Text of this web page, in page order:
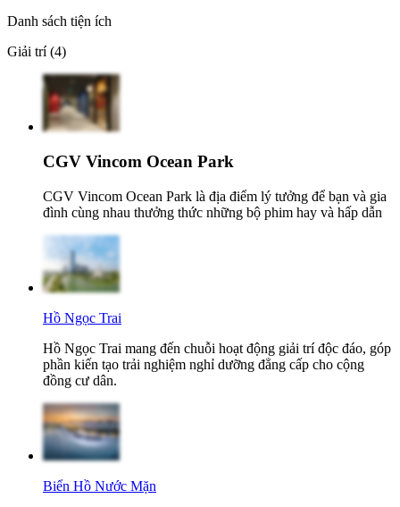
Danh sách tiện ích
Giải trí (4)
CGV Vincom Ocean Park
CGV Vincom Ocean Park là địa điểm lý tưởng để bạn và gia
đình cùng nhau thưởng thức những bộ phim hay và hấp dẫn
Hồ Ngọc Trai
Hồ Ngọc Trai mang đến chuỗi hoạt động giải trí độc đáo, góp
phần kiến tạo trải nghiệm nghỉ dưỡng đẳng cấp cho cộng
đồng cư dân.
Biển Hồ Nước Mặn